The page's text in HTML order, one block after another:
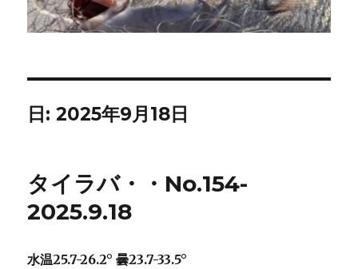
日:2025年9月18日
タイラバ・・No.154-
2025.9.18
水温25.7-26.2° 曇23.7-33.5°